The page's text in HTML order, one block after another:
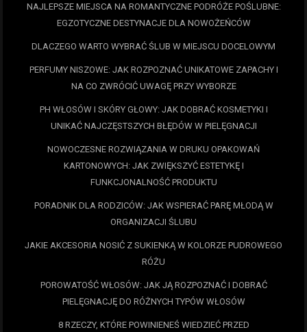
NAJLEPSZE MIEJSCA NA ROMANTYCZNE PODRÓŻE POŚLUBNE:
EGZOTYCZNE DESTYNACJE DLA NOWOŻEŃCÓW
DLACZEGO WARTO WYBRAĆ ŚLUB W MIEJSCU DOCELOWYM
PERFUMY NISZOWE: JAK ROZPOZNAĆ UNIKATOWE ZAPACHY I
NA CO ZWRÓCIĆ UWAGĘ PRZY WYBORZE
PH WŁOSÓW I SKÓRY GŁOWY: JAK DOBRAĆ KOSMETYKI I
UNIKAĆ NAJCZĘSTSZYCH BŁĘDÓW W PIELĘGNACJI
NOWOCZESNE ROZWIĄZANIA W DRUKU OPAKOWAŃ
KARTONOWYCH: JAK ZWIĘKSZYĆ ESTETYKĘ I
FUNKCJONALNOŚĆ PRODUKTU
PORADNIK DLA RODZICÓW: JAK WSPIERAĆ PARĘ MŁODĄ W
ORGANIZACJI ŚLUBU
JAKIE AKCESORIA NOSIĆ Z SUKIENKĄ W KOLORZE PUDROWEGO
RÓŻU
POROWATOŚĆ WŁOSÓW: JAK JĄ ROZPOZNAĆ I DOBRAĆ
PIELĘGNACJĘ DO RÓŻNYCH TYPÓW WŁOSÓW
8 RZECZY, KTÓRE POWINIENEŚ WIEDZIEĆ PRZED